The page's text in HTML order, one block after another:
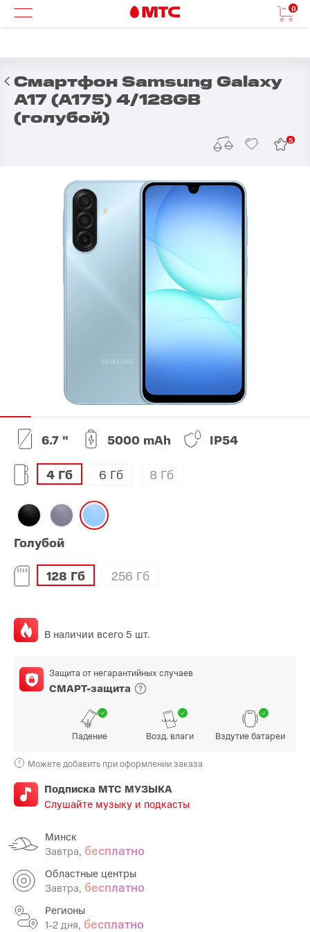
0
Смартфон Samsung Galaxy
A17 (A175) 4/128GB
(голубой)
5
6.7 " 5000 mAh IP54
4 Гб 6 Гб 8 Гб
Голубой
128 Гб
256 Гб
В наличии всего 5 шт.
Защита от негарантийных случаев
СМАРТ-защита
Падение Возд. влаги Вздутие батареи
Можете добавить при оформлении заказа
Подписка МТС МУЗЫКА
Слушайте музыку и подкасты
Минск
Завтра, бесплатно
Областные центры
Завтра, бесплатно
Регионы
1-2 дня, бесплатно